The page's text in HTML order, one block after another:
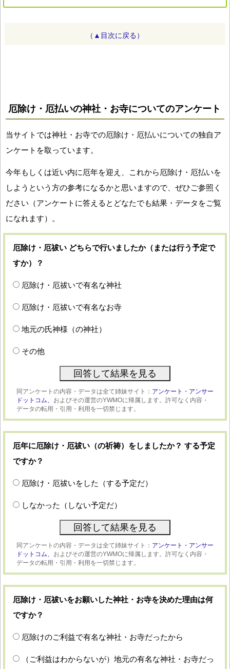
（▲目次に戻る）
厄除け・厄払いの神社・お寺についてのアンケート
当サイトでは神社・お寺での厄除け・厄払いについての独自ア
ンケートを取っています。
今年もしくは近い内に厄年を迎え、これから厄除け・厄払いを
しようという方の参考になるかと思いますので、ぜひご参照く
ださい（アンケートに答えるとどなたでも結果・データをご覧
になれます）。
厄除け・厄祓い どちらで行いましたか（または行う予定で
すか）？
厄除け・厄祓いで有名な神社
厄除け・厄祓いで有名なお寺
地元の氏神様（の神社）
その他
同アンケートの内容・データは全て姉妹サイト： アンケート・アンサー
ドットコム、 およびその運営のYWMOに帰属します。許可なく内容・
データの転用・引用・利用を一切禁じます。
厄年に厄除け・厄祓い（の祈祷）をしましたか？ する予定
ですか？
厄除け・厄祓いをした（する予定だ）
しなかった（しない予定だ）
同アンケートの内容・データは全て姉妹サイト： アンケート・アンサー
ドットコム、 およびその運営のYWMOに帰属します。許可なく内容・
データの転用・引用・利用を一切禁じます。
厄除け・厄祓いをお願いした神社・お寺を決めた理由は何
ですか？
厄除けのご利益で有名な神社・お寺だったから
（ご利益はわからないが）地元の有名な神社・お寺だっ